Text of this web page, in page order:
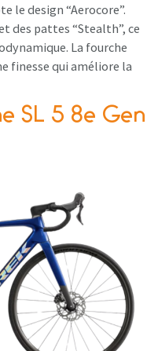
le design “Aerocore”.
des pattes “Stealth”, ce
La fourche
finesse qui améliore la
SL 5 8e Gen